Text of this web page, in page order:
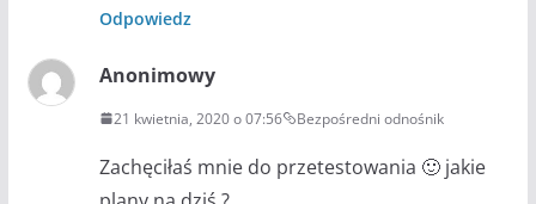
Odpowiedz
Anonimowy
21 kwietnia, 2020 o 07:56 Bezpośredni odnośnik
Zachęciłaś mnie do przetestowania 🙂 jakie